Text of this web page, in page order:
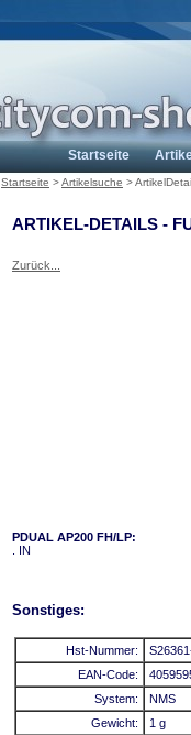
Startseite
Startseite >Artikelsuche >
ARTIKEL-DETAILS -
Zurück...
PDUAL AP200 FH/LP:
. IN
Sonstiges:
Hst-Nummer:
EAN-Code:
System:
NMS
Gewicht:
1 g